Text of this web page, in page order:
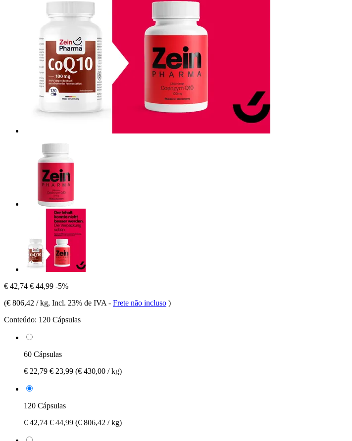
€ 42,74 € 44,99 -5%
(€ 806,42 / kg, Incl. 23% de IVA - Frete não incluso )
Conteúdo: 120 Cápsulas
60 Cápsulas
€ 22,79 € 23,99 (€ 430,00 / kg)
120 Cápsulas
€ 42,74 € 44,99 (€ 806,42 / kg)